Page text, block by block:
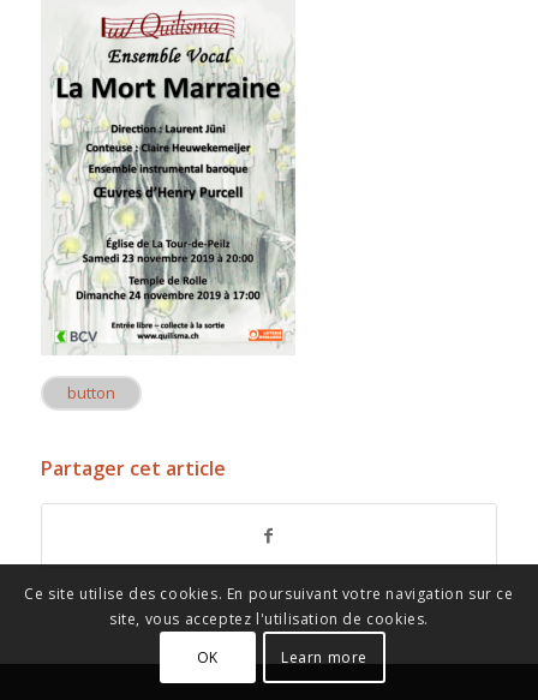
button
Partager cet article
Ce site utilise des cookies. En poursuivant votre navigation sur ce
site, vous acceptez l'utilisation de cookies.
OK
Learn more